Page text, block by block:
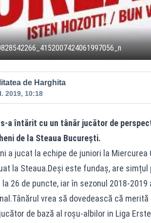
de Harghita
2019, 10:18
s-a întărit cu un tânăr jucător de
de la Steaua București.
a jucat la echipe de juniori la Miercurea
la Steaua.Deși este fundaș, are simțul
26 de puncte, iar în sezonul 2018-
vrea să dovedească că
de bază al roșu-albilor in Liga